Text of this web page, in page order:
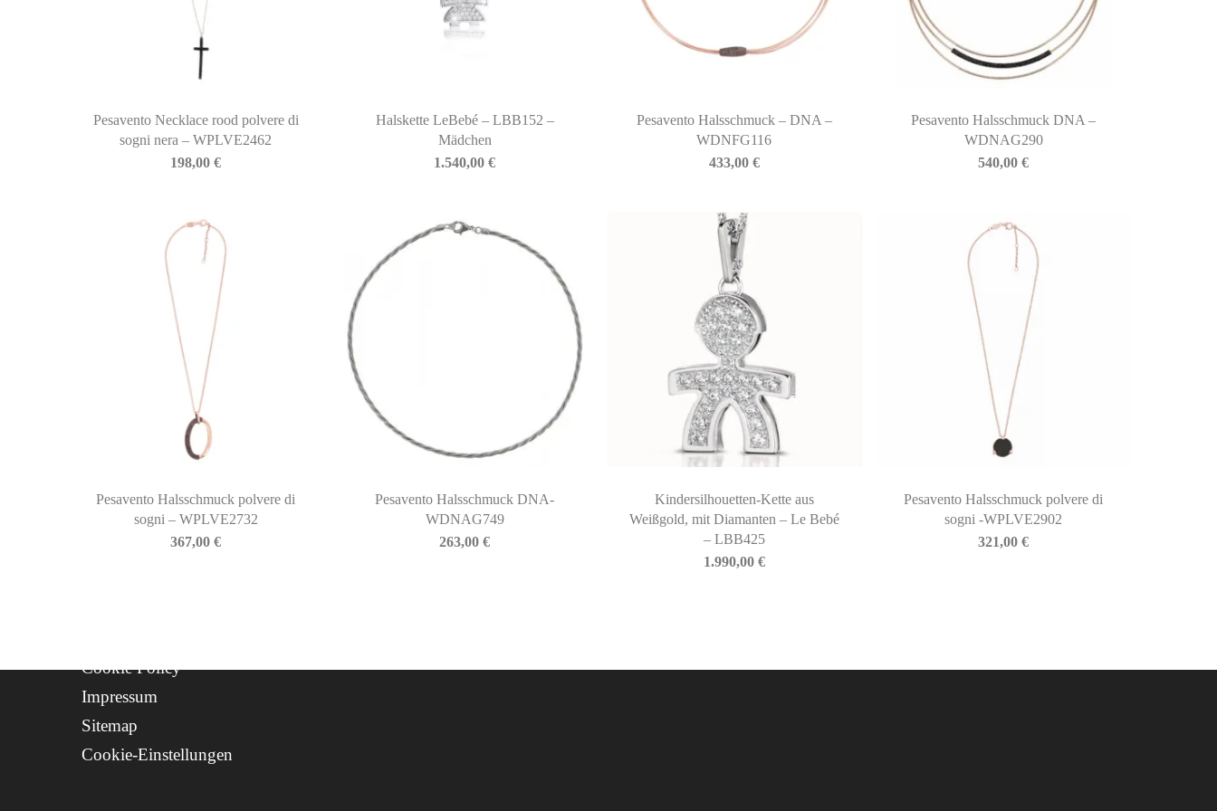
Pesavento Necklace rood polvere di
sogni nera – WPLVE2462
198,00€
Halskette LeBebé – LBB152 –
Mädchen
1.540,00€
Pesavento Halsschmuck – DNA –
WDNFG116
433,00 €
Pesavento Halsschmuck DNA –
WDNAG290
540,00€
Pesavento Halsschmuck polvere di
sogni – WPLVE2732
367,00€
Pesavento Halsschmuck DNA-
WDNAG749
263,00€
Kindersilhouetten-Kette aus
Weißgold, mit Diamanten – Le Bebé
– LBB425
1.990,00 €
Pesavento Halsschmuck polvere di
sogni -WPLVE2902
321,00€
Corso Libertà, 146
39012 Merano (BZ) – Italy
Telefono: +39 0473 236173
info@biasinijewelry.it
P.IVA: IT01508870217
Kontakt
Progetto FSE 2025
WhatsApp Support
Cookie Policy
Impressum
Sitemap
Cookie-Einstellungen